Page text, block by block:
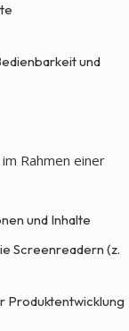
und
Rahmen einer
und Inhalte
Screenreadern (z.
Produktentwicklung